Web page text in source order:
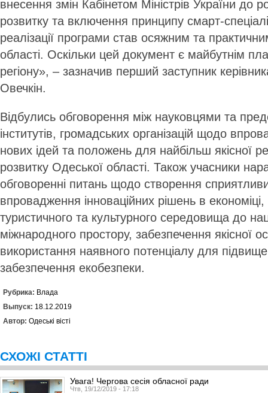
внесення змін Кабінетом Міністрів України до
розвитку та включення принципу смарт-
реалізації програми став осяжним та
області. Оскільки цей документ є майбутнім
регіону», – зазначив перший заступник
Овечкін.
Відбулись обговорення між науковцями та
інститутів, гро­мадських організацій щодо
нових ідей та положень для найбільш якісної
розвитку Одеської області. Також учасники
обговоренні питань щодо створення
впровадження інноваційних рішень в економіці,
туристичного та культурного середовища до
міжнародного простору, забезпечення якісної
використання наявного потенціалу для
забезпечення екобезпеки.
Рубрика: Влада
Выпуск: 18.12.2019
Автор: Одеські вісті
СХОЖІ СТАТТІ
Увага! Чергова сесія обласної ради
Чтв, 19/12/2019 - 17:18